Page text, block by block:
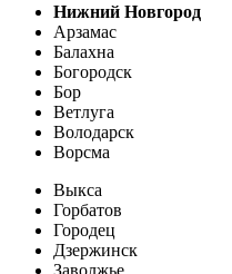
Нижний Новгород
Арзамас
Балахна
Богородск
Бор
Ветлуга
Володарск
Ворсма
Выкса
Горбатов
Городец
Дзержинск
Заволжье